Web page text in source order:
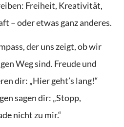
Freiheit, Kreativität,
– oder etwas ganz anderes.
der uns zeigt, ob wir
Weg sind. Freude und
dir: „Hier geht’s lang!“
sagen dir: „Stopp,
nicht zu mir.“